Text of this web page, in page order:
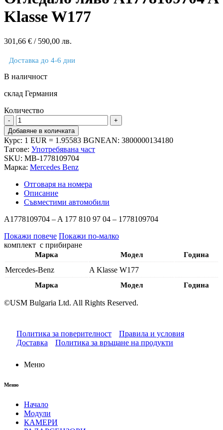
Klasse W177
301,66 € / 590,00 лв.
Доставка до 4-6 дни
В наличност
склад Германия
Количество
количество
за
Огледало
ляво
A1778109704
A
Klasse
W177
Добавяне в количката
Курс: 1 EUR = 1.95583 BGNEAN: 3800000134180
Тагове: Употребявана част
SKU: MB-1778109704
Марка: Mercedes Benz
Отговаря на номера
Описание
Съвместими автомобили
A1778109704 – A 177 810 97 04 – 1778109704
Покажи повече Покажи по-малко
комплект с прибиране
Марка Модел Година
Марка Модел Година
Mercedes-Benz A Klasse W177
©USM Bulgaria Ltd. All Rights Reserved.
Политика за поверителност
Правила и условия
Доставка
Политика за връщане на продукти
Меню
Меню
Начало
Модули
КАМЕРИ